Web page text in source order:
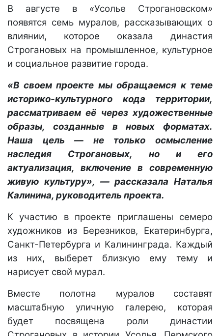
В августе в «Усолье Строгановском»
появятся семь муралов, рассказывающих о
влиянии, которое оказала династия
Строгановых на промышленное, культурное
и социальное развитие города.
«В своем проекте мы обращаемся к теме
историко-культурного кода территории,
рассматриваем её через художественные
образы, созданные в новых форматах.
Наша цель — не только осмысление
наследия Строгановых, но и его
актуализация, включение в современную
живую культуру», — рассказала Наталья
Калинина, руководитель проекта.
К участию в проекте приглашены семеро
художников из Березников, Екатеринбурга,
Санкт-Петербурга и Калининграда. Каждый
из них, выберет близкую ему тему и
нарисует свой мурал.
Вместе полотна муралов составят
масштабную уличную галерею, которая
будет посвящена роли династии